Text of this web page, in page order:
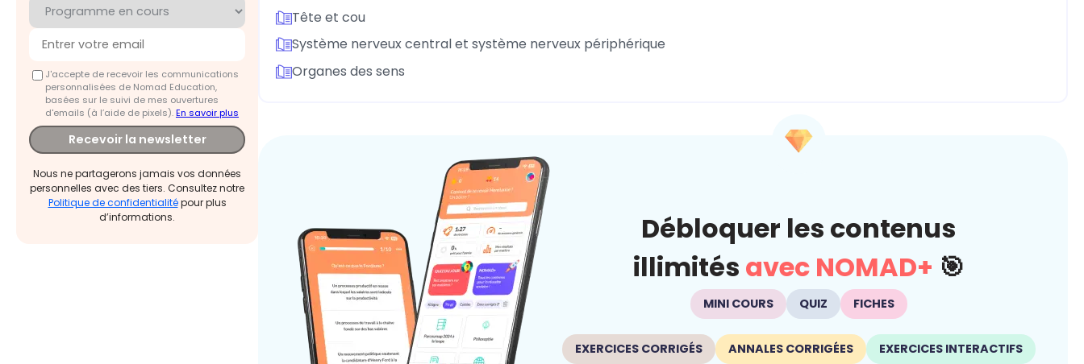
J'accepte de recevoir les communications
personnalisées de Nomad Education,
basées sur le suivi de mes ouvertures
d'emails (à l’aide de pixels).En savoir plus
Recevoir la newsletter
Nous ne partagerons jamais vos données
personnelles avec des tiers. Consultez notre
Politique de confidentialitépour plus
d’informations.
Tête et cou
Système nerveux central et système nerveux périphérique
Organes des sens
Débloquer les contenus
illimités avec NOMAD+ 🎯
MINI COURS QUIZ FICHES
EXERCICES CORRIGÉS ANNALES CORRIGÉES EXERCICES INTERACTIFS